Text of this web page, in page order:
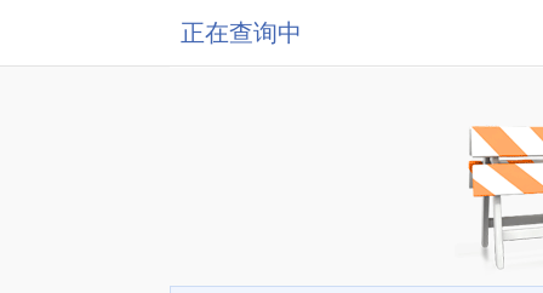
正在查询中